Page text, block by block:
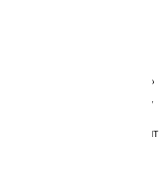
вопросы, заданные
– они помещены
понятно, что живопись
практика, не
уравнительством «левого»
утверждается, казалось бы,
искусства и
словарь. «Кто-то сидит
и ты делаешь и
задавать», – признаётся